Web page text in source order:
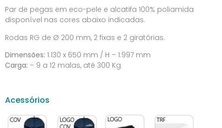
Par de pegas em eco-pele e alcatifa 100% poliamida
disponível nas cores abaixo indicadas.
Rodas RG de Ø 200 mm, 2 fixas e 2 giratórias.
Dimensões: 1.130 x 650 mm / H – 1.997 mm
Carga: – 9 a 12 malas, até 300 Kg
Acessórios